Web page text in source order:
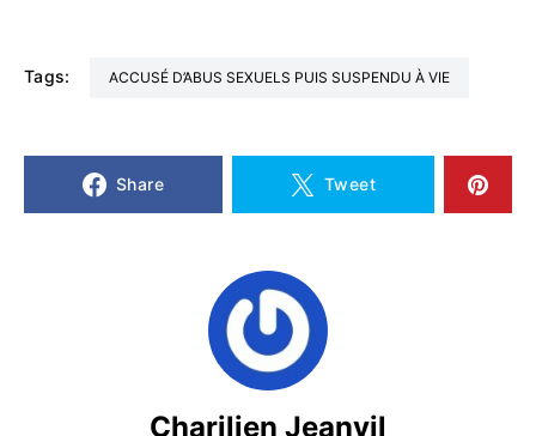
Tags: ACCUSÉ D’ABUS SEXUELS PUIS SUSPENDU À VIE
Share Tweet
Charilien Jeanvil